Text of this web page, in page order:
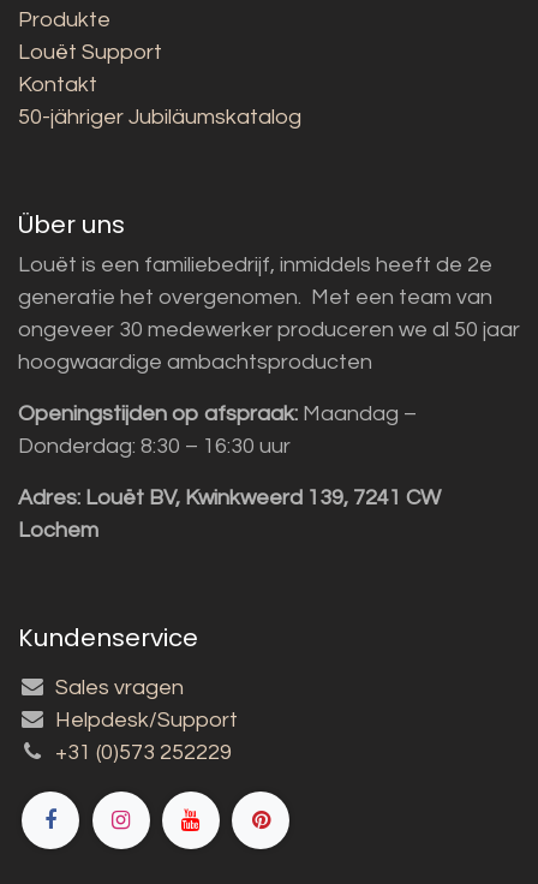
Produkte
Louët Support
Kontakt
50-jähriger Jubiläumskatalog
Über uns
Louët is een familiebedrijf, inmiddels heeft de 2e
generatie het overgenomen. Met een team van
ongeveer 30 medewerker produceren we al 50 jaar
hoogwaardige ambachtsproducten
Openingstijden op afspraak: Maandag –
Donderdag: 8:30 – 16:30 uur
Adres: Louët BV, Kwinkweerd 139, 7241 CW
Lochem
Kundenservice
Sales vragen
Helpdesk/Support
+31 (0)573 252229